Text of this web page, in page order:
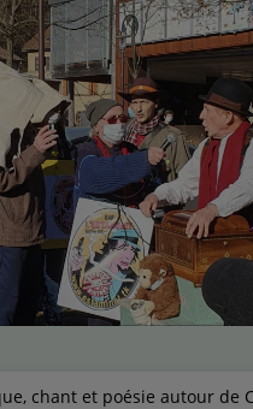
chant et poésie autour de